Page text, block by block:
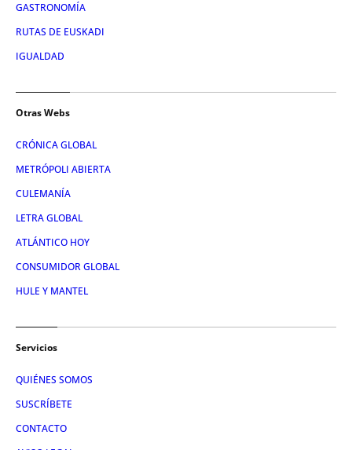
GASTRONOMÍA
RUTAS DE EUSKADI
IGUALDAD
Otras Webs
CRÓNICA GLOBAL
METRÓPOLI ABIERTA
CULEMANÍA
LETRA GLOBAL
ATLÁNTICO HOY
CONSUMIDOR GLOBAL
HULE Y MANTEL
Servicios
QUIÉNES SOMOS
SUSCRÍBETE
CONTACTO